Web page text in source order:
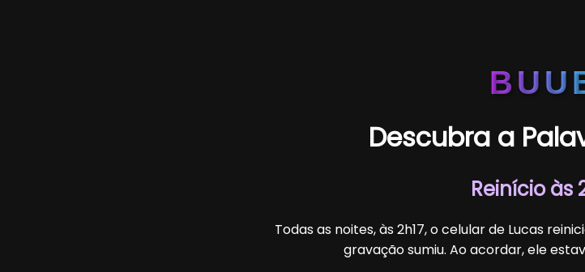
Descubra a
Reinício às
Todas as noites, às 2h17, o celular de Lucas
gravação sumiu. Ao acordar, ele